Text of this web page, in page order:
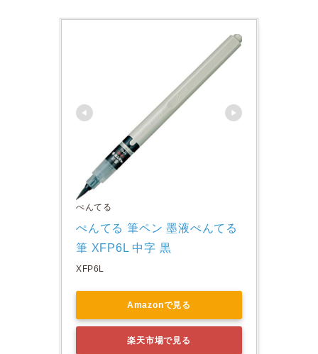
ぺんてる
ぺんてる 筆ペン 墨液ぺんてる
筆 XFP6L 中字 黒
XFP6L
Amazonで見る
楽天市場で見る